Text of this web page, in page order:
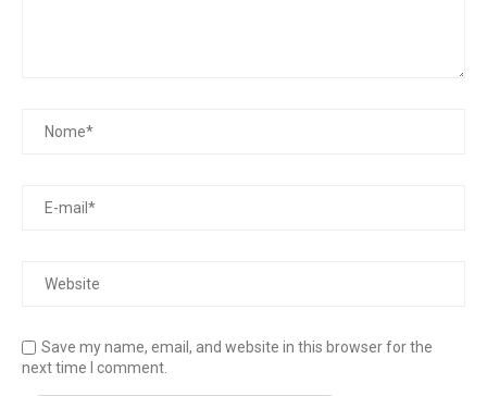
Save my name, email, and website in this browser for the
next time I comment.